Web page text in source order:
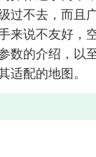
过不去，而且
来说不友好，
数的介绍，以
适配的地图。